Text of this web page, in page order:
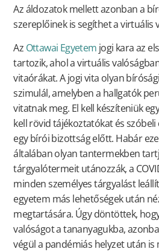
Az áldozatok mellett azonban a
szereplőinek is segíthet a virtuális
Az Ottawai Egyetem jogi kara az
tartozik, ahol a virtuális
vitaórákat. A jogi vita olyan
szimulál, amelyben a hallgatók
vitatnak meg. El kell készíteniük
kell rövid tájékoztatókat és
egy bírói bizottság előtt. Habár
általában olyan tantermekben
tárgyalótermeit utánozzák, a
minden személyes tárgyalást
egyetem más lehetőségek után
megtartására. Úgy döntöttek,
valóságot a tananyagukba,
végül a pandémiás helyzet után is